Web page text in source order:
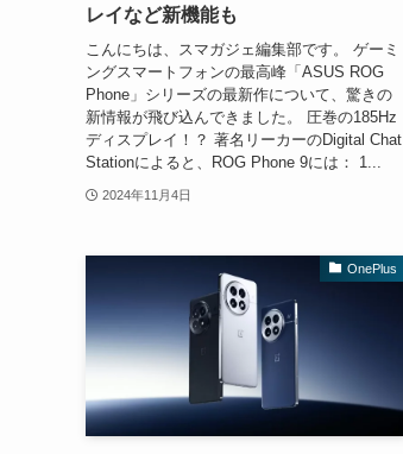
レイなど新機能も
こんにちは、スマガジェ編集部です。 ゲーミ
ングスマートフォンの最高峰「ASUS ROG
Phone」シリーズの最新作について、驚きの
新情報が飛び込んできました。 圧巻の185Hz
ディスプレイ！？ 著名リーカーのDigital Chat
Stationによると、ROG Phone 9には： 1...
2024年11月4日
OnePlus